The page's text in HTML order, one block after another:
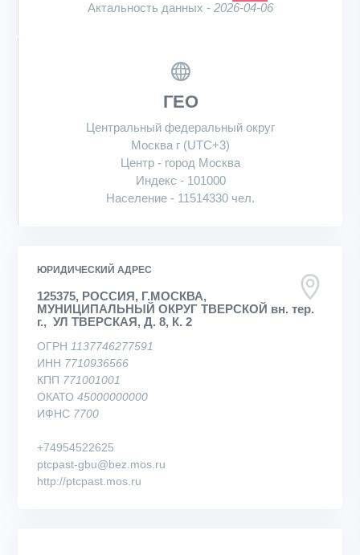
Актальность данных - 2026-04-06
ГЕО
Центральный федеральный округ
Москва г (UTC+3)
Центр - город Москва
Индекс - 101000
Население - 11514330 чел.
ЮРИДИЧЕСКИЙ АДРЕС
125375, РОССИЯ, Г.МОСКВА,
МУНИЦИПАЛЬНЫЙ ОКРУГ ТВЕРСКОЙ вн. тер.
г., УЛ ТВЕРСКАЯ, Д. 8, К. 2
ОГРН 1137746277591
ИНН 7710936566
КПП 771001001
ОКАТО 45000000000
ИФНС 7700
+74954522625
ptcpast-gbu@bez.mos.ru
http://ptcpast.mos.ru